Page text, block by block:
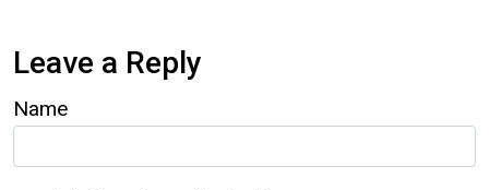
Leave a Reply
Name